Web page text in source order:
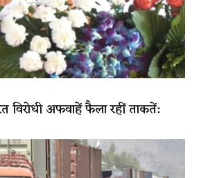
विरोधी अफवाहें फैला रहीं ताकतें: